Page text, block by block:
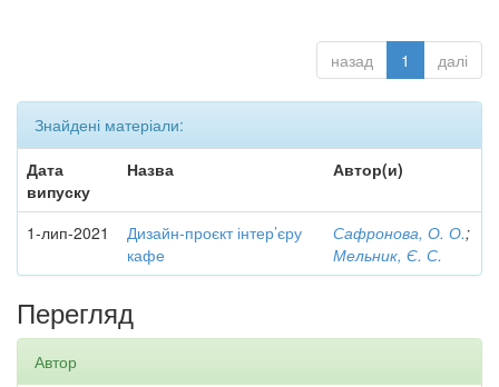
назад 1 далі
Знайдені матеріали:
Дата
випуску
Назва Автор(и)
1-лип-2021
Дизайн-проєкт інтер’єру
кафе
Сафронова, О. О.;
Мельник, Є. С.
Перегляд
Автор